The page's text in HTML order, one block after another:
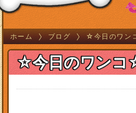
ホーム ブログ ☆今日のワン
☆今日のワン